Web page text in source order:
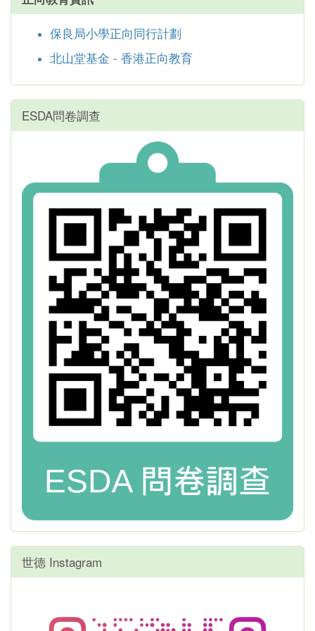
保良局小學正向同行計劃
北山堂基金 - 香港正向教育
ESDA問卷調查
世德 Instagram